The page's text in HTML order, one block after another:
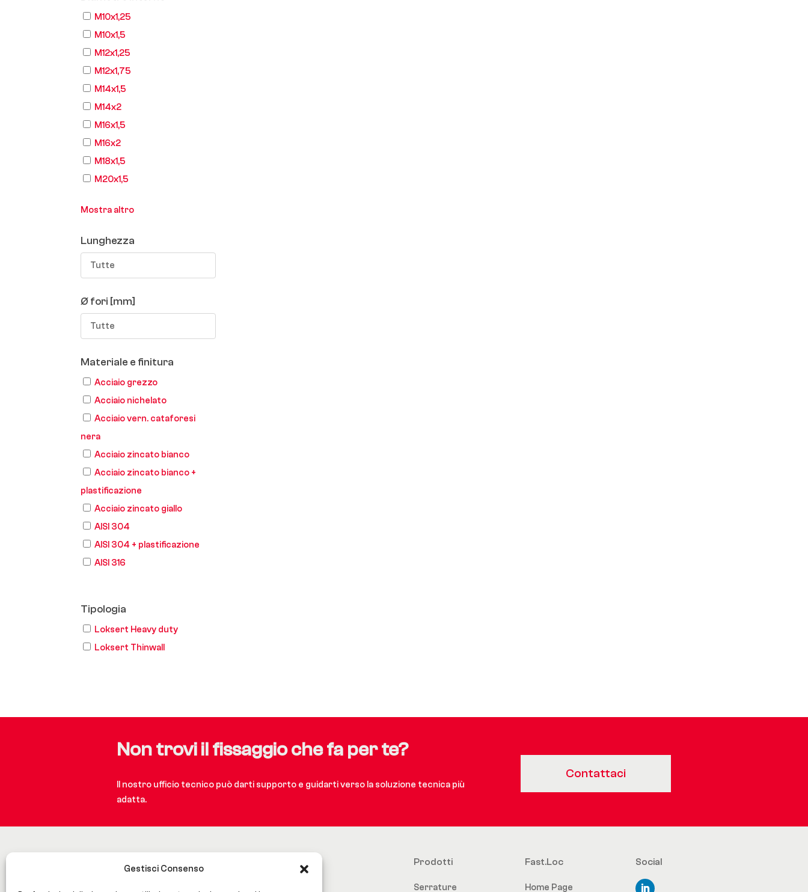
Gestisci Consenso
M10x1,25
M10x1,5
M12x1,25
M12x1,75
M14x1,5
M14x2
M16x1,5
M16x2
M18x1,5
M20x1,5
Mostra altro
Lunghezza
Tutte
Ø fori [mm]
Tutte
Materiale e finitura
Acciaio grezzo
Acciaio nichelato
Acciaio vern. cataforesi
nera
Acciaio zincato bianco
Acciaio zincato bianco +
plastificazione
Acciaio zincato giallo
AISI 304
AISI 304 + plastificazione
AISI 316
Tipologia
Loksert Heavy duty
Loksert Thinwall
Non trovi il fissaggio che fa per te?
Il nostro ufficio tecnico può darti supporto e guidarti verso la soluzione tecnica più
adatta.
Contattaci
Prodotti
Serrature
Fast.Loc
Home Page
Social